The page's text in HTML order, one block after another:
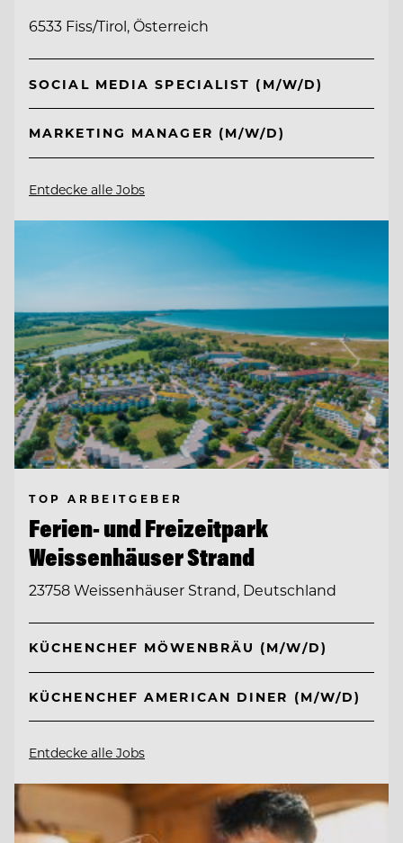
6533 Fiss/Tirol, Österreich
SOCIAL MEDIA SPECIALIST (M/W/D)
MARKETING MANAGER (M/W/D)
Entdecke alle Jobs
TOP ARBEITGEBER
Ferien- und Freizeitpark
Weissenhäuser Strand
23758 Weissenhäuser Strand, Deutschland
KÜCHENCHEF MÖWENBRÄU (M/W/D)
KÜCHENCHEF AMERICAN DINER (M/W/D)
Entdecke alle Jobs